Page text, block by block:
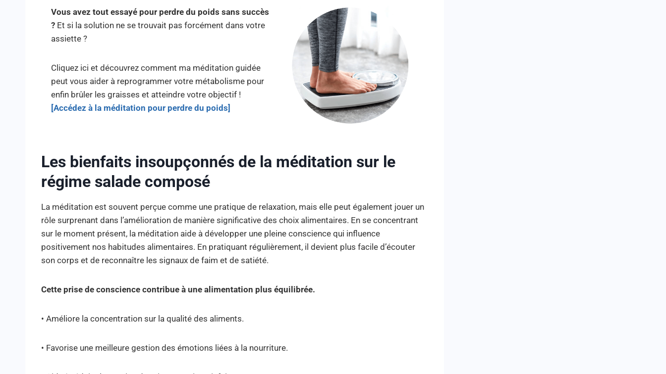
Vous avez tout essayé pour perdre du poids sans succès
? Et si la solution ne se trouvait pas forcément dans votre
assiette ?
Cliquez ici et découvrez comment ma méditation guidée
peut vous aider à reprogrammer votre métabolisme pour
enfin brûler les graisses et atteindre votre objectif !
[Accédez à la méditation pour perdre du poids]
Les bienfaits insoupçonnés de la méditation sur le
régime salade composé
La méditation est souvent perçue comme une pratique de relaxation, mais elle peut également jouer un
rôle surprenant dans l’amélioration de manière significative des choix alimentaires. En se concentrant
sur le moment présent, la méditation aide à développer une pleine conscience qui influence
positivement nos habitudes alimentaires. En pratiquant régulièrement, il devient plus facile d’écouter
son corps et de reconnaître les signaux de faim et de satiété.
Cette prise de conscience contribue à une alimentation plus équilibrée.
• Améliore la concentration sur la qualité des aliments.
• Favorise une meilleure gestion des émotions liées à la nourriture.